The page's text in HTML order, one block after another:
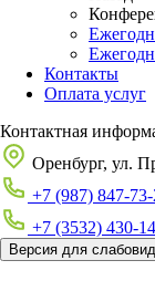
Контакты
Оплата услуг
Контактная
Оренбург, ул.
+7 (987) 847-
+7 (3532) 430-
Версия для